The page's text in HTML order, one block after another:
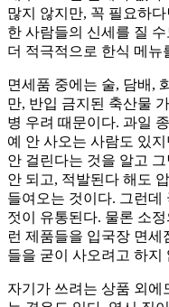
많지 않지만, 꼭 필요하
한 사람들의 신세를 질
더 적극적으로 한식 메뉴
면세품 중에는 술, 담배,
만, 반입 금지된 축산물
병 우려 때문이다. 과일
예 안 사오는 사람도 있
안 걸린다는 것을 알고
안 되고, 적발된다 해도
들여오는 것이다. 그런데
젓이 유통된다. 물론 소
런 제품들을 입국장 면
들을 굳이 사오려고 하지
자기가 쓰려는 상품 외에